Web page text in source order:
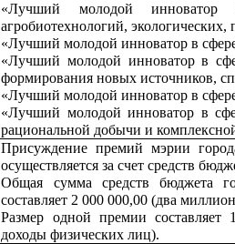
«Лучший молодой инноватор
агробиотехнологий,
«Лучший молодой инноватор в
«Лучший молодой инноватор в
формирования новых источников,
«Лучший молодой инноватор в
«Лучший молодой инноватор в
рациональной добычи и
Присуждение премий мэрии
осуществляется за счет средств
Общая сумма средств бюджета
составляет 2 000 000,00 (два
Размер одной премии
доходы физических лиц).